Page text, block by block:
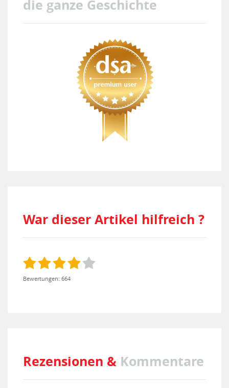
die ganze Geschichte
War dieser Artikel hilfreich ?
Bewertungen: 664
Rezensionen & Kommentare